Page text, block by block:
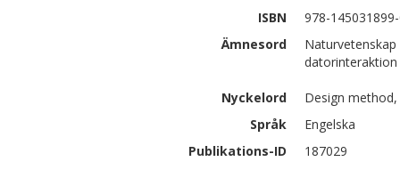
ISBN
978-
Ämnesord
Nyckelord
Design
Språk
Engelska
Publikations-ID
187029